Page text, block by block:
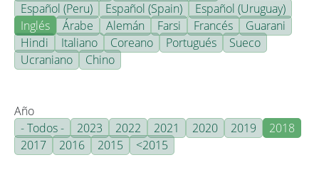
Español (Peru)
Español (Spain)
Español (Uruguay)
Inglés
Árabe Alemán Farsi Francés
Guarani
Hindi
Italiano Coreano Portugués
Sueco
Ucraniano
Chino
Año
- Todos -
2023 2022 2021 2020 2019
2018
2017
2016 2015 <2015